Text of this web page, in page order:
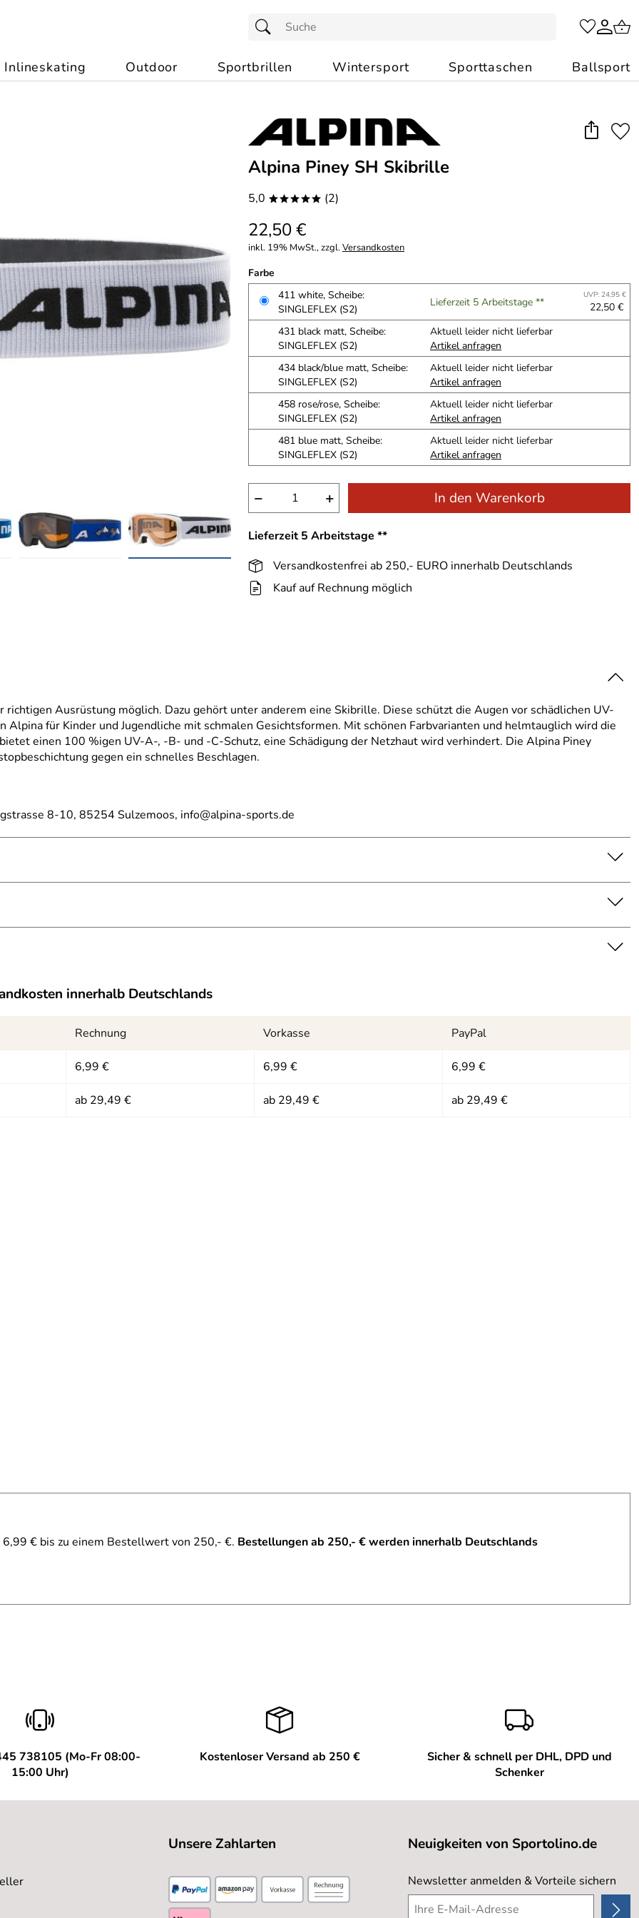
Inlineskating Outdoor Sportbrillen Wintersport Sporttaschen Ballsport
Alpina Piney SH Skibrille
5,0 ***** (2)
22,50 €
inkl. 19% MwSt., zzgl.Versandkosten
Farbe
411 white, Scheibe:
SINGLEFLEX (S2)
Lieferzeit 5 Arbeitstage ** UVP: 24,95 €
22,50 €
431 black matt, Scheibe:
SINGLEFLEX (S2)
Aktuell leider nicht lieferbar
Artikel anfragen
434 black/blue matt, Scheibe:
SINGLEFLEX (S2)
Aktuell leider nicht lieferbar
Artikel anfragen
458 rose/rose, Scheibe:
SINGLEFLEX (S2)
Aktuell leider nicht lieferbar
Artikel anfragen
481 blue matt, Scheibe:
SINGLEFLEX (S2)
Aktuell leider nicht lieferbar
Artikel anfragen
− + In den Warenkorb
Lieferzeit 5 Arbeitstage **
Versandkostenfrei ab 250,- EURO innerhalb Deutschlands
Kauf auf Rechnung möglich
Ausrüstung möglich. Dazu gehört unter anderem eine Skibrille. Diese schützt die Augen vor schädlichen UV-
für Kinder und Jugendliche mit schmalen Gesichtsformen. Mit schönen Farbvarianten und helmtauglich wird die
einen 100 %igen UV-A-, -B- und -C-Schutz, eine Schädigung der Netzhaut wird verhindert. Die Alpina Piney
gegen ein schnelles Beschlagen.
8-10, 85254 Sulzemoos, info@alpina-sports.de
Sechsjährigen leider zu groß.
innerhalb Deutschlands
Rechnung Vorkasse PayPal
6,99 € 6,99 € 6,99 €
ab 29,49 € ab 29,49 € ab 29,49 €
€ bis zu einem Bestellwert von 250,- €. Bestellungen ab 250,- € werden innerhalb Deutschlands
738105 (Mo-Fr 08:00-
15:00 Uhr)
Kostenloser Versand ab 250 €
Sicher & schnell per DHL, DPD und
Schenker
Unsere Zahlarten Neuigkeiten von Sportolino.de
Newsletter anmelden & Vorteile sichern